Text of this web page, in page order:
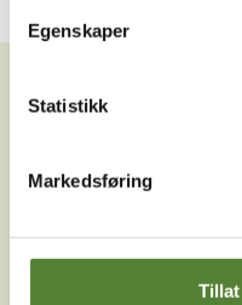
Egenskaper
Statistikk
Markedsføring
VIL DU HA
OSS?
unike tilbud og